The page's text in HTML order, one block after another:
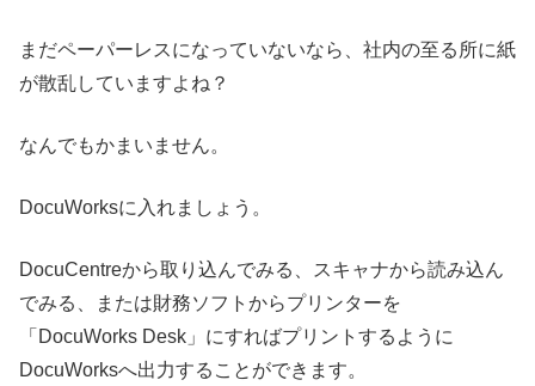
まだペーパーレスになっていないなら、社内の至る所に紙
が散乱していますよね？
なんでもかまいません。
DocuWorksに入れましょう。
DocuCentreから取り込んでみる、スキャナから読み込ん
でみる、または財務ソフトからプリンターを
「DocuWorks Desk」にすればプリントするように
DocuWorksへ出力することができます。